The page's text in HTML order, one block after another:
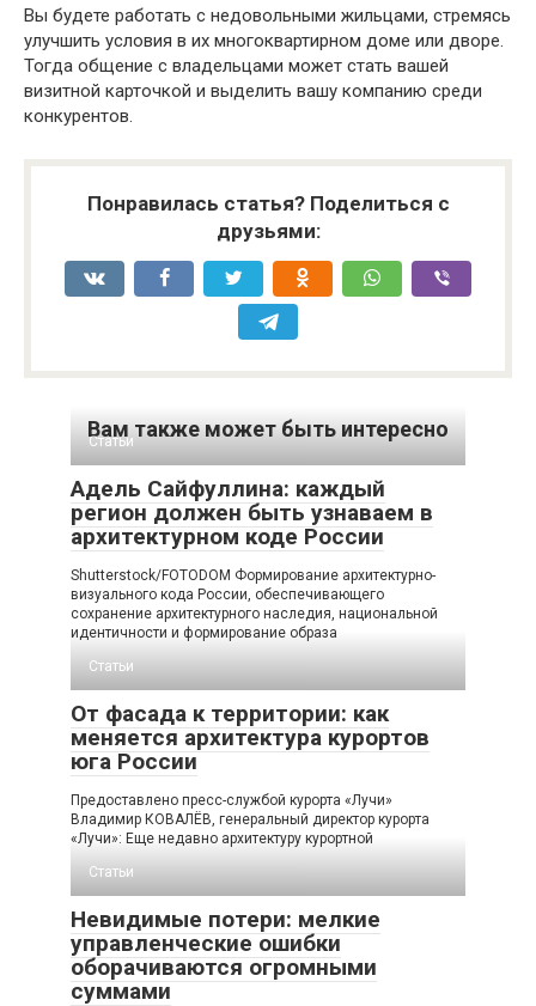
Вы будете работать с недовольными жильцами, стремясь
улучшить условия в их многоквартирном доме или дворе.
Тогда общение с владельцами может стать вашей
визитной карточкой и выделить вашу компанию среди
конкурентов.
Понравилась статья? Поделиться с
друзьями:
Вам также может быть интересно
Статьи
Адель Сайфуллина: каждый
регион должен быть узнаваем в
архитектурном коде России
Shutterstock/FOTODOM Формирование архитектурно-
визуального кода России, обеспечивающего
сохранение архитектурного наследия, национальной
идентичности и формирование образа
Статьи
От фасада к территории: как
меняется архитектура курортов
юга России
Предоставлено пресс-службой курорта «Лучи»
Владимир КОВАЛЁВ, генеральный директор курорта
«Лучи»: Еще недавно архитектуру курортной
Статьи
Невидимые потери: мелкие
управленческие ошибки
оборачиваются огромными
суммами